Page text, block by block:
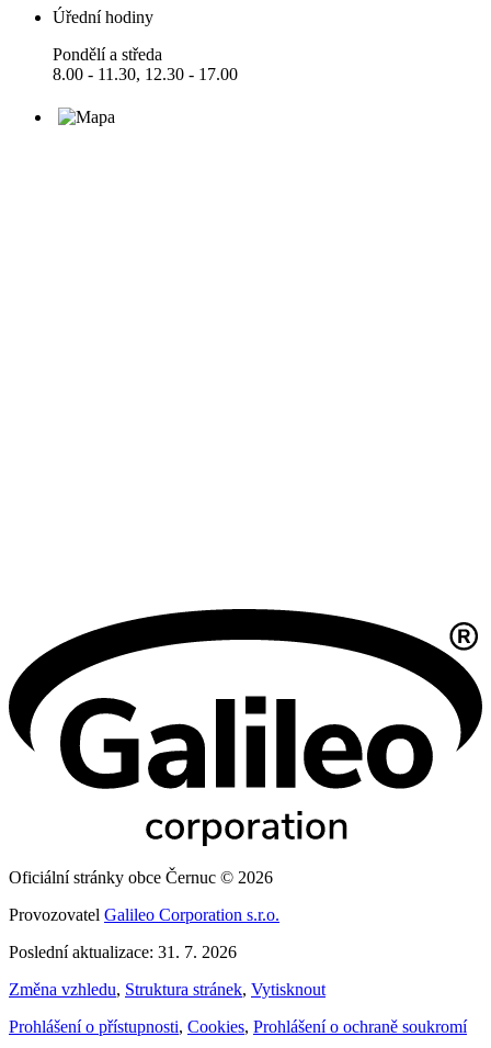
Úřední hodiny
Pondělí a středa
8.00 - 11.30, 12.30 - 17.00
Oficiální stránky obce Černuc © 2026
Provozovatel Galileo Corporation s.r.o.
Poslední aktualizace: 31. 7. 2026
Změna vzhledu, Struktura stránek, Vytisknout
Prohlášení o přístupnosti, Cookies, Prohlášení o ochraně soukromí